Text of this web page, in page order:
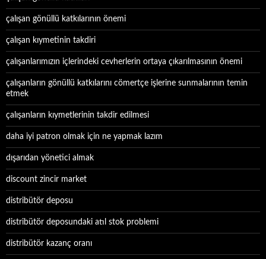
çalışan gönüllü katkılarının önemi
çalışan kıymetinin takdiri
çalışanlarımızın içlerindeki cevherlerin ortaya çıkarılmasının önemi
çalışanların gönüllü katkılarını cömertçe işlerine sunmalarının temin
etmek
çalışanların kıymetlerinin takdir edilmesi
daha iyi patron olmak için ne yapmak lazım
dışarıdan yönetici almak
discount zincir market
distribütör deposu
distribütör deposundaki atıl stok problemi
distribütör kazanç oranı